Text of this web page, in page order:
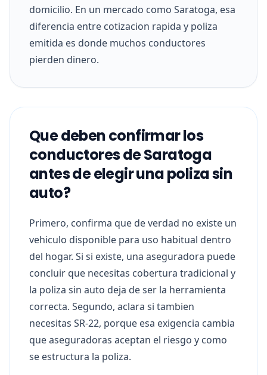
domicilio. En un mercado como Saratoga, esa
diferencia entre cotizacion rapida y poliza
emitida es donde muchos conductores
pierden dinero.
Que deben confirmar los
conductores de Saratoga
antes de elegir una poliza sin
auto?
Primero, confirma que de verdad no existe un
vehiculo disponible para uso habitual dentro
del hogar. Si si existe, una aseguradora puede
concluir que necesitas cobertura tradicional y
la poliza sin auto deja de ser la herramienta
correcta. Segundo, aclara si tambien
necesitas SR-22, porque esa exigencia cambia
que aseguradoras aceptan el riesgo y como
se estructura la poliza.